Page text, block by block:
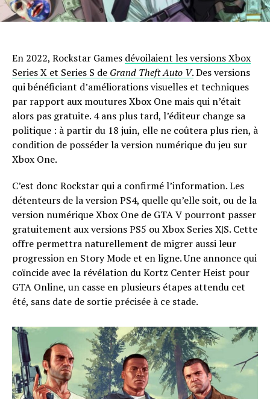
En 2022, Rockstar Games dévoilaient les versions Xbox
Series X et Series S de Grand Theft Auto V.Des versions
qui bénéficiant d’améliorations visuelles et techniques
par rapport aux moutures Xbox One mais qui n’était
alors pas gratuite. 4 ans plus tard, l’éditeur change sa
politique : à partir du 18 juin, elle ne coûtera plus rien, à
condition de posséder la version numérique du jeu sur
Xbox One.
C’est donc Rockstar qui a confirmé l’information. Les
détenteurs de la version PS4, quelle qu’elle soit, ou de la
version numérique Xbox One de GTA V pourront passer
gratuitement aux versions PS5 ou Xbox Series X|S. Cette
offre permettra naturellement de migrer aussi leur
progression en Story Mode et en ligne. Une annonce qui
coïncide avec la révélation du Kortz Center Heist pour
GTA Online, un casse en plusieurs étapes attendu cet
été, sans date de sortie précisée à ce stade.